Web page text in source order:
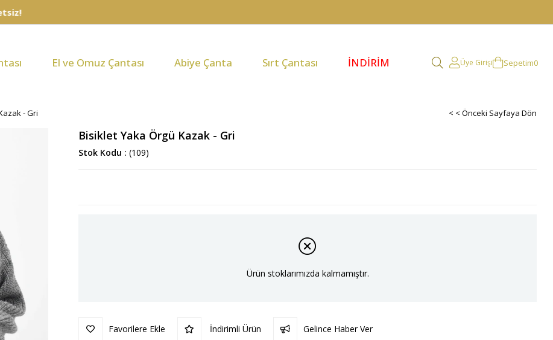
El ve Omuz Çantası Abiye Çanta Sırt Çantası İNDİRİM Üye Girişi Sepetim0
- Gri < < Önceki Sayfaya Dön
Bisiklet Yaka Örgü Kazak - Gri
Stok Kodu (109)
Ürün stoklarımızda kalmamıştır.
Favorilere Ekle İndirimli Ürün Gelince Haber Ver